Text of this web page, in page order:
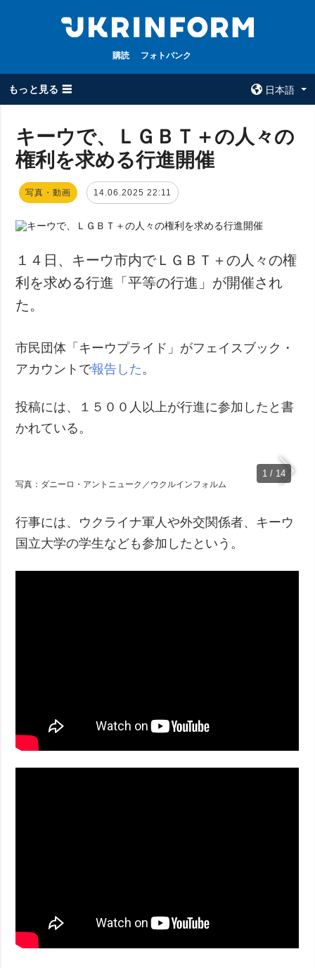
購読 フォトバンク
もっと見る ☰
日本語
全てのトピック
被占領地
政治
防衛
社会・文化
事故・緊急事態
ウクルインフォ
ルム
コンタクト
特集
インタビュー
購読
キーウで、ＬＧＢＴ＋の人々の
権利を求める行進開催
写真・動画 14.06.2025 22:11
１４日、キーウ市内でＬＧＢＴ＋の人々の権
利を求める行進「平等の行進」が開催され
た。
市民団体「キーウプライド」がフェイスブック・
アカウントで報告した 。
投稿には、１５００人以上が行進に参加したと書
かれている。
1 / 14
写真：ダニーロ・アントニューク／ウクルインフォルム
行事には、ウクライナ軍人や外交関係者、キーウ
国立大学の学生なども参加したという。